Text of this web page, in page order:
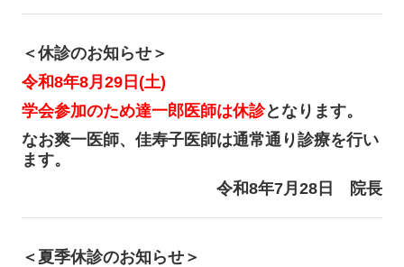
＜休診のお知らせ＞
令和8年8月29日(土)
学会参加のため達一郎医師は休診となります。
なお爽一医師、佳寿子医師は通常通り診療を行い
ます。
令和8年7月28日 院長
＜夏季休診のお知らせ＞